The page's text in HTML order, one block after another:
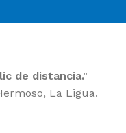
de distancia."
La Ligua.